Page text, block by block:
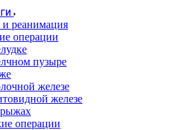
и реанимация
операции
пузыре
железе
железе
операции